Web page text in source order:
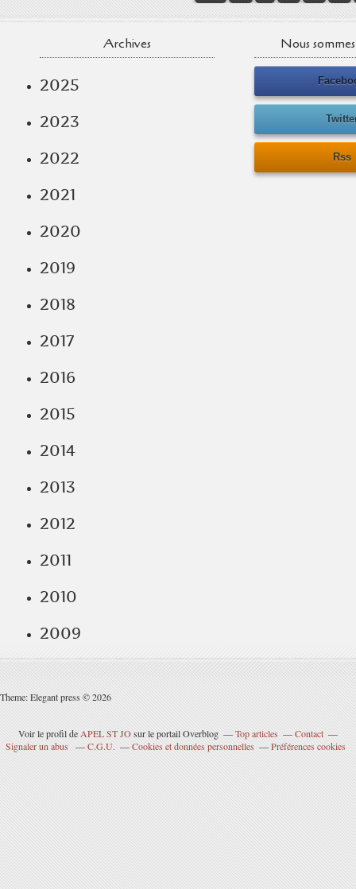
Archives
2025
2023
2022
2021
2020
2019
2018
2017
2016
2015
2014
2013
2012
2011
2010
2009
Nous
Rss
Theme: Elegant press © 2026
Voir le profil de APEL ST JOsur le portail Overblog Top articles
Contact
Signaler un abus
C.G.U. Cookies et données personnelles Préférences cookies